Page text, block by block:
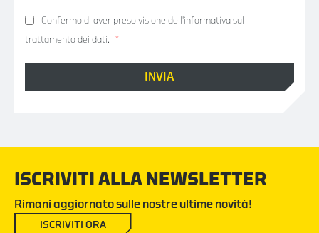
Confermo di aver preso visione dell'informativa sul
trattamento dei dati. *
ISCRIVITI ALLA NEWSLETTER
Rimani aggiornato sulle nostre ultime novità!
ISCRIVITI ORA